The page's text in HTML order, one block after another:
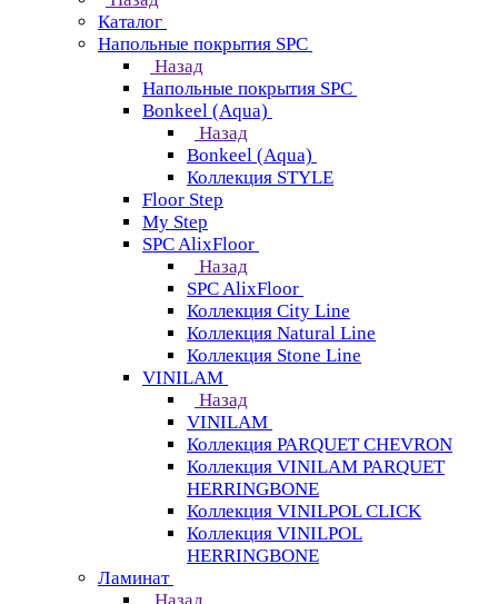
Каталог
Напольные покрытия SPC
Назад
Напольные покрытия SPC
Bonkeel (Aqua)
Назад
Bonkeel (Aqua)
Коллекция STYLE
Floor Step
My Step
SPC AlixFloor
Назад
SPC AlixFloor
Коллекция City Line
Коллекция Natural Line
Коллекция Stone Line
VINILAM
Назад
VINILAM
Коллекция PARQUET CHEVRON
Коллекция VINILAM PARQUET
HERRINGBONE
Коллекция VINILPOL CLICK
Коллекция VINILPOL
HERRINGBONE
Ламинат